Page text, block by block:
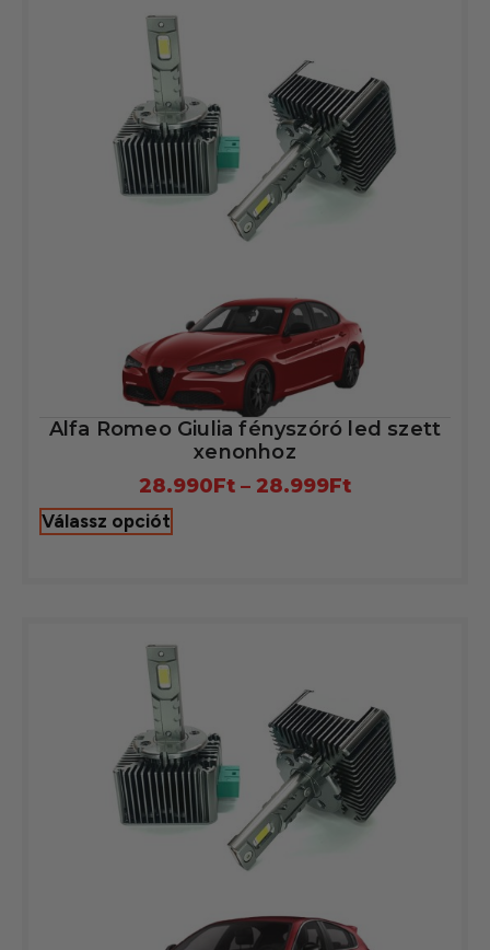
Alfa Romeo Giulia fényszóró led szett
xenonhoz
28.990Ft – 28.999Ft
Válassz opciót